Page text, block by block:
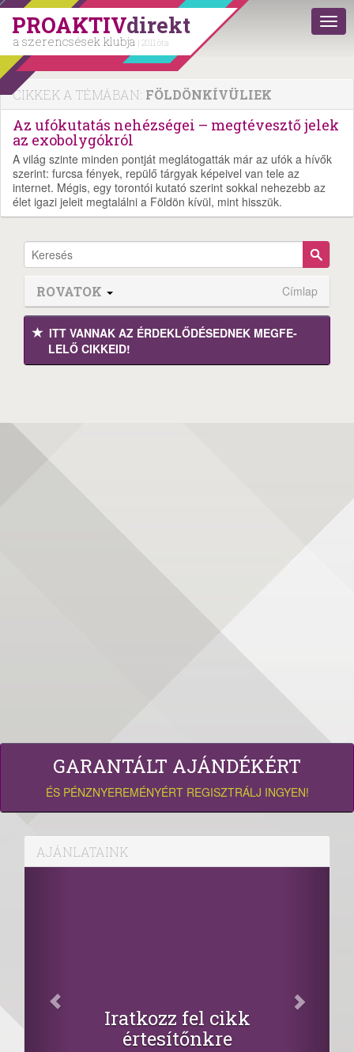
PROAKTIVdirekt
a szerencsések klubja | 2011 óta
CIKKEK A TÉMÁBAN: FÖLDÖNKÍVÜLIEK
Az ufókutatás nehézségei – megtévesztő jelek
az exobolygókról
A világ szinte minden pontját meglátogatták már az ufók a hívők
szerint: furcsa fények, repülő tárgyak képeivel van tele az
internet. Mégis, egy torontói kutató szerint sokkal nehezebb az
élet igazi jeleit megtalálni a Földön kívül, mint hisszük.
ROVATOK Címlap
ITT VANNAK AZ ÉRDEK­LŐDÉ­SEDNEK MEGFE­
LELŐ CIKKEID!
GARANTÁLT AJÁNDÉKÉRT
ÉS PÉNZNYEREMÉNYÉRT REGISZTRÁLJ INGYEN!
AJÁNLATAINK
Iratkozz fel cikk
értesítőnkre